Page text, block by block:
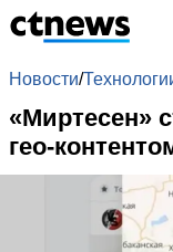
Новости/
«Миртесен»
гео-